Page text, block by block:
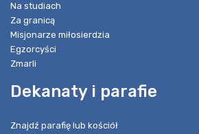
Na studiach
Za granicą
Misjonarze miłosierdzia
Egzorcyści
Zmarli
Dekanaty i parafie
Znajdź parafię lub kościół